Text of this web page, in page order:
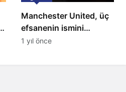
Manchester United, üç
efsanenin ismini
yasakladı
1 yıl önce